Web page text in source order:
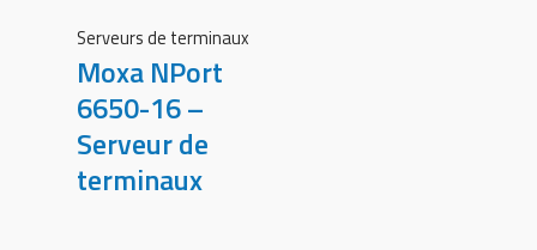
Serveurs de terminaux
Moxa NPort
6650-16 –
Serveur de
terminaux